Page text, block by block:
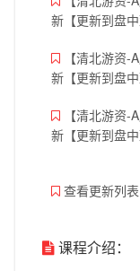
新【更新到盘
【清北游资
新【更新到盘
【清北游资
新【更新到盘
查看更新列
课程介绍：